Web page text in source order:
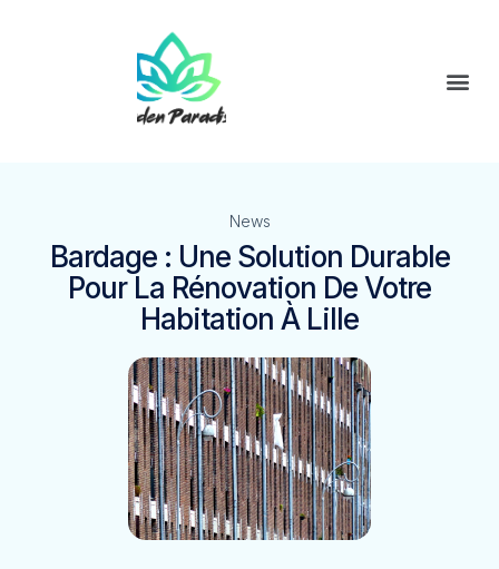
News
Bardage : Une Solution Durable
Pour La Rénovation De Votre
Habitation À Lille